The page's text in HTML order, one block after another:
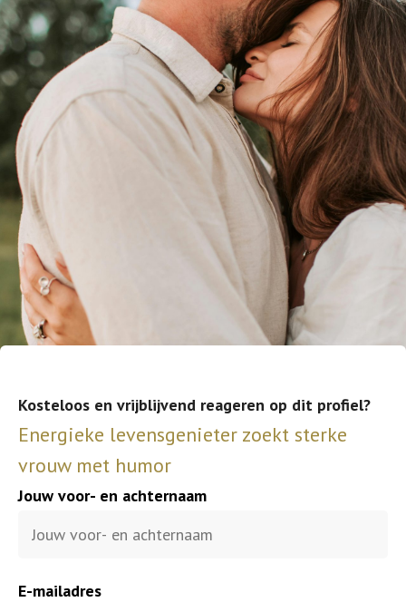
Kosteloos en vrijblijvend reageren op dit profiel?
Energieke levensgenieter zoekt sterke
vrouw met humor
Jouw voor- en achternaam
E-mailadres